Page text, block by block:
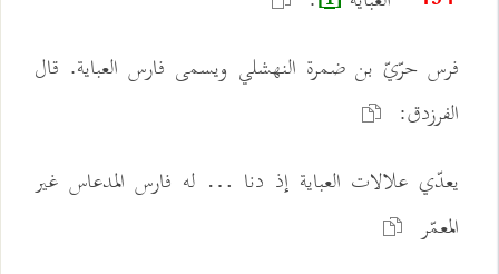
فرس حرّيّ بن ضمرة النهشلي ويسمى فارس العباية. قال
الفرزدق:
يعدّي علالات العباية إذ دنا … له فارس المدعاس غير
المعمّر